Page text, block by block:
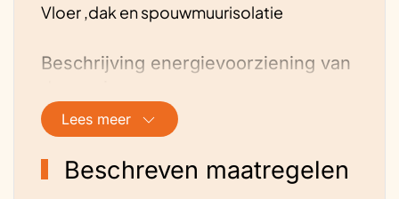
Vloer ,dak en spouwmuurisolatie
Beschrijving energievoorziening van
Triple glas,een hybride warmtepomp en
een sedumdak, en 12 zonnepanelen
Hoe is de ventilatie geregeld?
Lees meer
Beschreven maatregelen